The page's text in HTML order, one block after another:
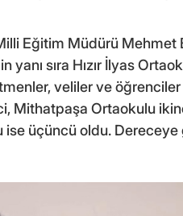
Eğitim Müdürü
yanı sıra Hızır İlyas
veliler ve öğrenciler
Mithatpaşa Ortaokulu
ise üçüncü oldu.